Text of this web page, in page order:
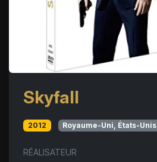
Skyfall
2012 Royaume-Uni, États-Unis
RÉALISATEUR